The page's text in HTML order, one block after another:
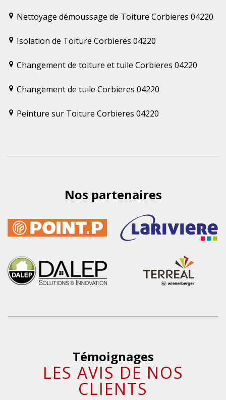
Nettoyage démoussage de Toiture Corbieres 04220
Isolation de Toiture Corbieres 04220
Changement de toiture et tuile Corbieres 04220
Changement de tuile Corbieres 04220
Peinture sur Toiture Corbieres 04220
Nos partenaires
Témoignages
LES AVIS DE NOS
CLIENTS